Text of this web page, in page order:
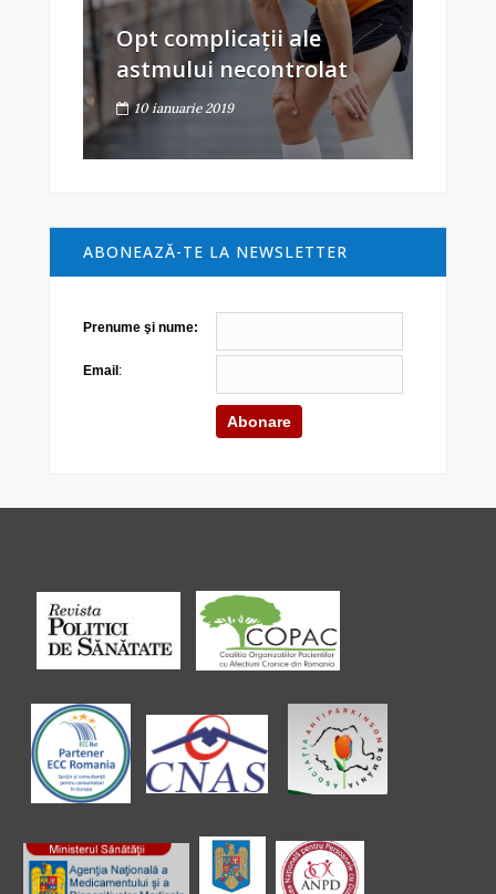
Opt complicații ale
astmului necontrolat
10 ianuarie 2019
ABONEAZĂ-TE LA NEWSLETTER
Prenume şi nume:
Email :